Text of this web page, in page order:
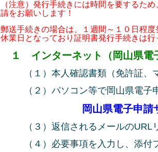
（注意）発行手続きには時間を要するた
請をお願いします！
郵送手続きの場合は、１週間～１０日程
休業日となっており証明書発行手続きは行
１ インターネット（岡山県電
（１）本人確認書類（免許証、マ
（２）パソコン等で岡山県電子申
岡山県電子申請
（３）返信されるメールのURLリ
（４）必要事項を入力し、添付フ